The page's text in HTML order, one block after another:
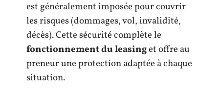
est généralement imposée pour couvrir
les risques (dommages, vol, invalidité,
décès). Cette sécurité complète le
fonctionnement du leasinget offre au
preneur une protection adaptée à chaque
situation.